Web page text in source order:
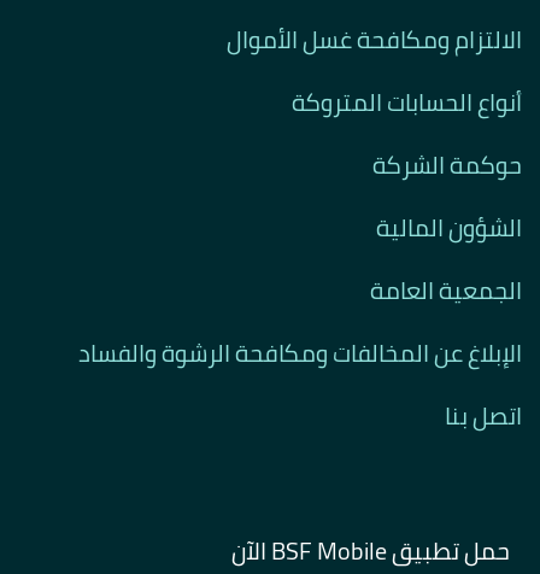
الالتزام ومكافحة غسل الأموال
أنواع الحسابات المتروكة
حوكمة الشركة
الشؤون المالية
الجمعية العامة
الإبلاغ عن المخالفات ومكافحة الرشوة والفساد
اتصل بنا
حمل تطبيق BSF Mobile الآن